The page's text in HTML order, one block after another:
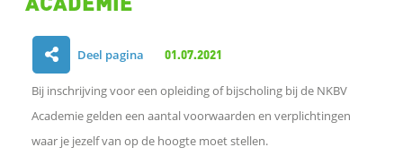
Deel pagina 01.07.2021
l
Bij inschrijving voor een opleiding of bijscholing bij de NKBV
Academie gelden een aantal voorwaarden en verplichtingen
waar je jezelf van op de hoogte moet stellen.